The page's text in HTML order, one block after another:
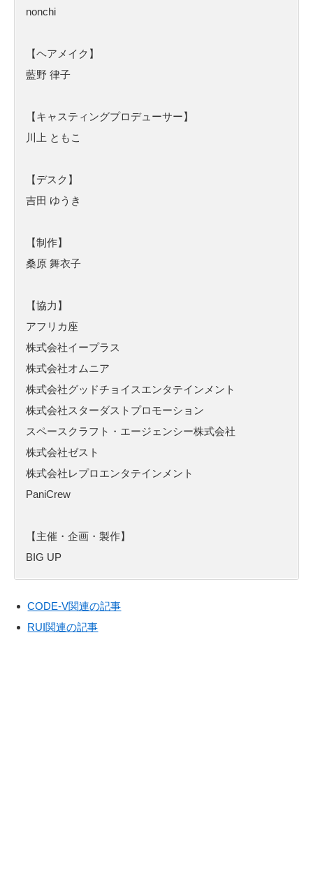
nonchi
【ヘアメイク】
藍野 律子
【キャスティングプロデューサー】
川上 ともこ
【デスク】
吉田 ゆうき
【制作】
桑原 舞衣子
【協力】
アフリカ座
株式会社イープラス
株式会社オムニア
株式会社グッドチョイスエンタテインメント
株式会社スターダストプロモーション
スペースクラフト・エージェンシー株式会社
株式会社ゼスト
株式会社レプロエンタテインメント
PaniCrew
【主催・企画・製作】
BIG UP
CODE-V関連の記事
RUI関連の記事